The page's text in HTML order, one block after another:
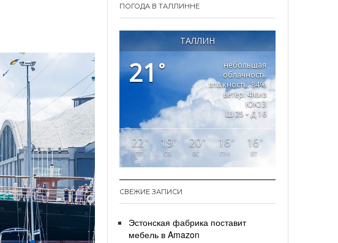
ПОГОДА В ТАЛЛИННЕ
ТАЛЛИН
21°
небольшая
облачность
влажность: 84%
ветер: 4Миз
ЮЮЗ
Ш 25 • Д 16
22 °
ПТ
19°
СБ
20°
ВС
16°
ПН
16°
ВТ
СВЕЖИЕ ЗАПИСИ
Эстонская фабрика поставит
мебель в Amazon